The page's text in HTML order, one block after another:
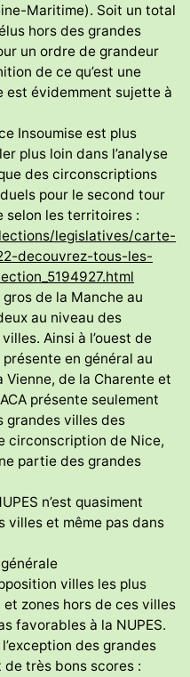
Maritime). Soit un total
hors des grandes
un ordre de grandeur
de ce qu’est une
évidemment sujette à
Insoumise est plus
plus loin dans l’analyse
des circonscriptions
pour le second tour
selon les territoires :
legislatives/carte-
decouvrez-tous-les-
de la Manche au
au niveau des
Ainsi à l’ouest de
en général au
Vienne, de la Charente et
présente seulement
grandes villes des
circonscription de Nice,
partie des grandes
n’est quasiment
villes et même pas dans
villes les plus
zones hors de ces villes
favorables à la NUPES.
des grandes
de très bons scores :